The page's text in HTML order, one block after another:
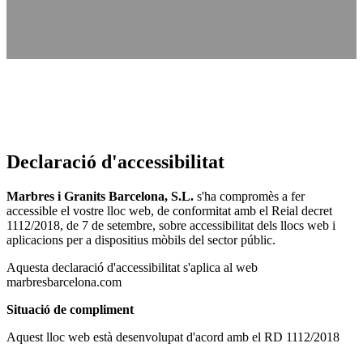
Declaració d'accessibilitat
Marbres i Granits Barcelona, S.L. s'ha compromès a fer
accessible el vostre lloc web, de conformitat amb el Reial decret
1112/2018, de 7 de setembre, sobre accessibilitat dels llocs web i
aplicacions per a dispositius mòbils del sector públic.
Aquesta declaració d'accessibilitat s'aplica al web
marbresbarcelona.com
Situació de compliment
Aquest lloc web està desenvolupat d'acord amb el RD 1112/2018